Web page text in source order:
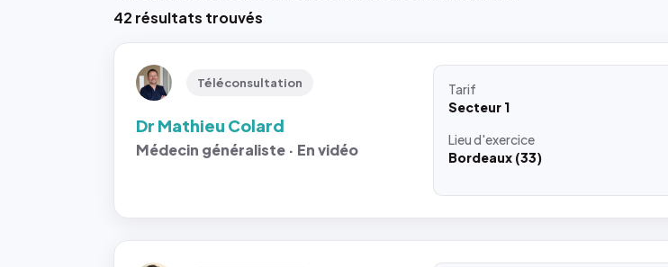
42 résultats trouvés
Téléconsultation
Dr Mathieu Colard
Médecin généraliste · En vidéo
Tarif
Secteur 1
Lieud'exercice
Bordeaux (33)